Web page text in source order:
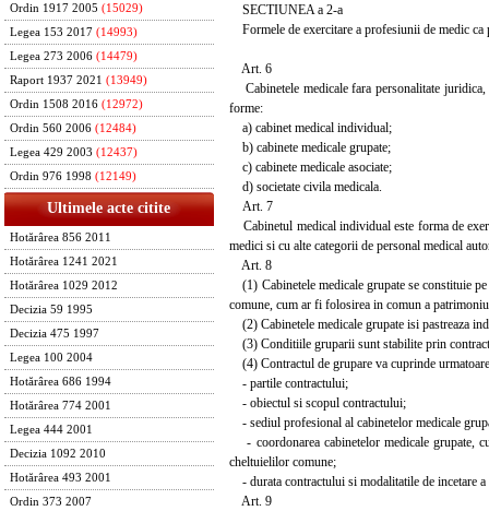
Ordin 1917 2005 (15029)
Legea 153 2017 (14993)
Legea 273 2006 (14479)
Raport 1937 2021 (13949)
Ordin 1508 2016 (12972)
Ordin 560 2006 (12484)
Legea 429 2003 (12437)
Ordin 976 1998 (12149)
Ultimele acte citite
Hotărârea 856 2011
Hotărârea 1241 2021
Hotărârea 1029 2012
Decizia 59 1995
Decizia 475 1997
Legea 100 2004
Hotărârea 686 1994
Hotărârea 774 2001
Legea 444 2001
Decizia 1092 2010
Hotărârea 493 2001
Ordin 373 2007
SECTIUNEA a 2-a
Formele de exercitare a profesiunii de medic ca
Art. 6
Cabinetele medicale fara personalitate
forme:
a) cabinet medical individual;
b) cabinete medicale grupate;
c) cabinete medicale asociate;
d) societate civila medicala.
Art. 7
Cabinetul medical individual este forma de
medici si cu alte categorii de personal medical
Art. 8
(1) Cabinetele medicale grupate se constituie
comune, cum ar fi folosirea in comun a
(2) Cabinetele medicale grupate isi pastreaza
(3) Conditiile gruparii sunt stabilite prin
(4) Contractul de grupare va cuprinde
- partile contractului;
- obiectul si scopul contractului;
- sediul profesional al cabinetelor medicale
- coordonarea cabinetelor medicale grupate,
cheltuielilor comune;
- durata contractului si modalitatile de incetare a
Art. 9